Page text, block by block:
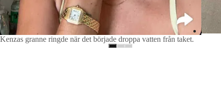
Kenzas granne ringde när det började droppa vatten från taket.